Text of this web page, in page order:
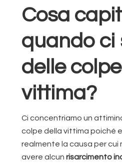
Cosa
quando ci
delle
vittima?
Ci concentriamo un
colpe della vittima poiché
realmente la causa per cui
avere alcun risarcimento